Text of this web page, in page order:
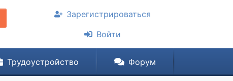
Зарегистрироваться
Войти
Трудоустройство Форум